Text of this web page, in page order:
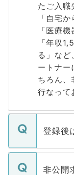
たご入職
「自宅
「医療
「年収
る」な
ートナー
ちろん、
行なって
登録後
ご登録い
登録内
非公開